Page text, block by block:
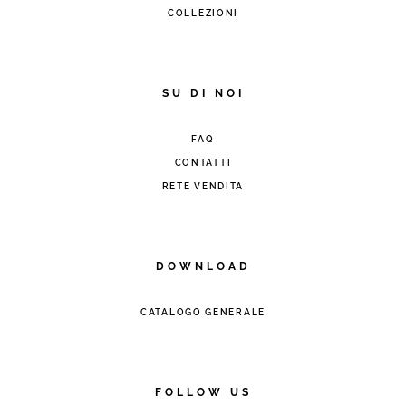
COLLEZIONI
SU DI NOI
FAQ
CONTATTI
RETE VENDITA
DOWNLOAD
CATALOGO GENERALE
FOLLOW US